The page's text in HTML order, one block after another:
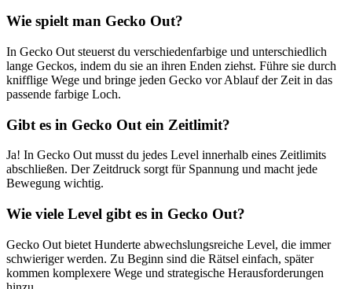
Wie spielt man Gecko Out?
In Gecko Out steuerst du verschiedenfarbige und unterschiedlich
lange Geckos, indem du sie an ihren Enden ziehst. Führe sie durch
knifflige Wege und bringe jeden Gecko vor Ablauf der Zeit in das
passende farbige Loch.
Gibt es in Gecko Out ein Zeitlimit?
Ja! In Gecko Out musst du jedes Level innerhalb eines Zeitlimits
abschließen. Der Zeitdruck sorgt für Spannung und macht jede
Bewegung wichtig.
Wie viele Level gibt es in Gecko Out?
Gecko Out bietet Hunderte abwechslungsreiche Level, die immer
schwieriger werden. Zu Beginn sind die Rätsel einfach, später
kommen komplexere Wege und strategische Herausforderungen